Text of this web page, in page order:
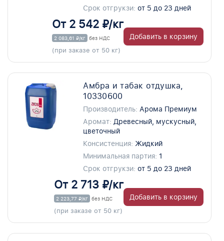
Срок отгрукзи: от 5 до 23 дней
От 2 542 ₽/кг
2 083,61 ₽/кг без НДС
(при заказе от 50 кг)
Добавить в корзину
Амбра и табак отдушка,
10330600
Производитель: Арома Премиум
Аромат: Древесный, мускусный,
цветочный
Консистенция: Жидкий
Минимальная партия: 1
Срок отгрукзи: от 5 до 23 дней
От 2 713 ₽/кг
2 223,77 ₽/кг без НДС
(при заказе от 50 кг)
Добавить в корзину